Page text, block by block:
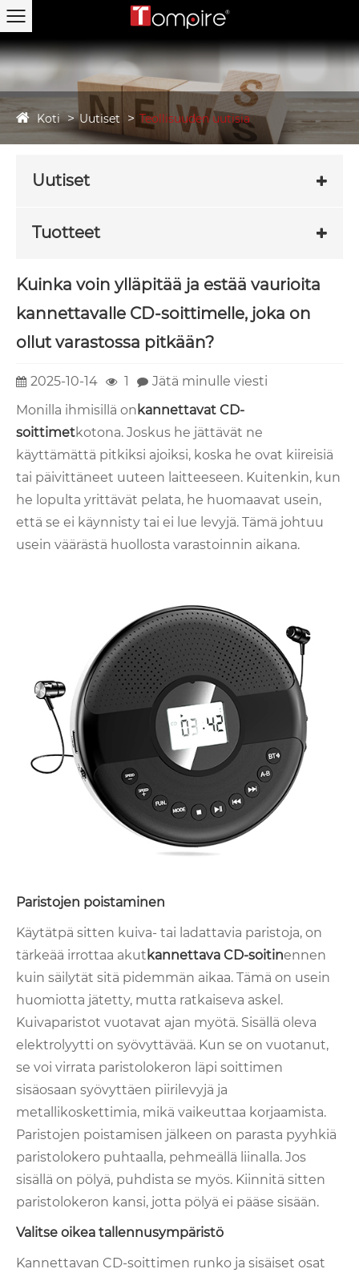
Koti Uutiset Teollisuuden uutisia
Uutiset
Tuotteet
Kuinka voin ylläpitää ja estää vaurioita
kannettavalle CD-soittimelle, joka on
ollut varastossa pitkään?
2025-10-14 1
Jätä minulle viesti
Monilla ihmisillä on kannettavat CD-
soittimetkotona. Joskus he jättävät ne
käyttämättä pitkiksi ajoiksi, koska he ovat kiireisiä
tai päivittäneet uuteen laitteeseen. Kuitenkin, kun
he lopulta yrittävät pelata, he huomaavat usein,
että se ei käynnisty tai ei lue levyjä. Tämä johtuu
usein väärästä huollosta varastoinnin aikana.
Paristojen poistaminen
Käytätpä sitten kuiva- tai ladattavia paristoja, on
tärkeää irrottaa akut kannettava CD-soitinennen
kuin säilytät sitä pidemmän aikaa. Tämä on usein
huomiotta jätetty, mutta ratkaiseva askel.
Kuivaparistot vuotavat ajan myötä. Sisällä oleva
elektrolyytti on syövyttävää. Kun se on vuotanut,
se voi virrata paristolokeron läpi soittimen
sisäosaan syövyttäen piirilevyjä ja
metallikoskettimia, mikä vaikeuttaa korjaamista.
Paristojen poistamisen jälkeen on parasta pyyhkiä
paristolokero puhtaalla, pehmeällä liinalla. Jos
sisällä on pölyä, puhdista se myös. Kiinnitä sitten
paristolokeron kansi, jotta pölyä ei pääse sisään.
Valitse oikea tallennusympäristö
Kannettavan CD-soittimen runko ja sisäiset osat